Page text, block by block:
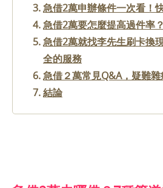
急借2萬申辦條件一次看！
急借2萬要怎麼提高過件率？
急借2萬就找李先生刷卡換
全的服務
急借２萬常見Q&A，疑難雜
結論